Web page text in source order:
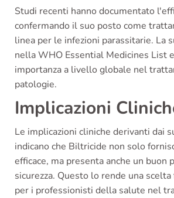
Studi recenti hanno documentato
confermando il suo posto come
linea per le infezioni parassitarie. La
nella WHO Essential Medicines List
importanza a livello globale nel
patologie.
Implicazioni
Le implicazioni cliniche derivanti dai
indicano che Biltricide non solo
efficace, ma presenta anche un buon
sicurezza. Questo lo rende una
per i professionisti della salute nel